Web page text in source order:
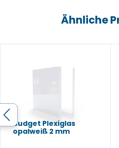
Ähnliche
Budget Plexiglas
opalweiß 2 mm